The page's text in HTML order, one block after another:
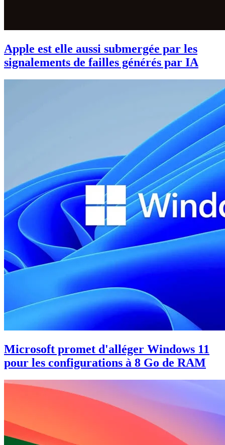
Apple est elle aussi submergée par les
signalements de failles générés par IA
Microsoft promet d'alléger Windows 11
pour les configurations à 8 Go de RAM